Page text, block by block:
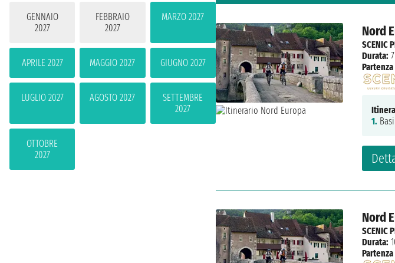
GENNAIO
2027
FEBBRAIO
2027
MARZO 2027
APRILE 2027 MAGGIO 2027 GIUGNO 2027
LUGLIO 2027 AGOSTO 2027
SETTEMBRE
2027
OTTOBRE
2027
Nord
SCENIC
Durata:
Partenza
1.
Nord
SCENIC
Durata:
Partenza